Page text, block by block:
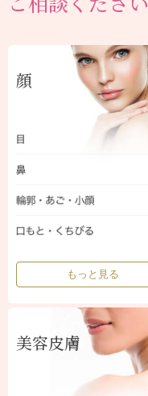
顔
もっと見る
美容皮膚